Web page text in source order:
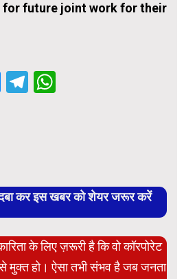
for future joint work for their
Messenger
Telegram
कर इस खबर को शेयर जरूर करें
के लिए ज़रूरी है कि वो कॉरपोरेट
मुक्त हो। ऐसा तभी संभव है जब जनता